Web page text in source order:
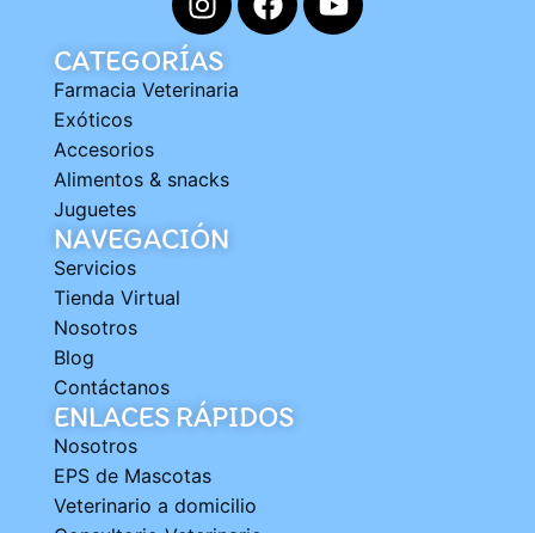
CATEGORÍAS
Farmacia Veterinaria
Exóticos
Accesorios
Alimentos & snacks
Juguetes
NAVEGACIÓN
Servicios
Tienda Virtual
Nosotros
Blog
Contáctanos
ENLACES RÁPIDOS
Nosotros
EPS de Mascotas
Veterinario a domicilio